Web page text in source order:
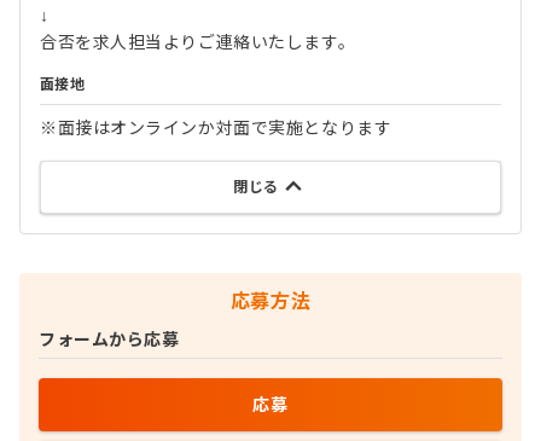
↓
合否を求人担当よりご連絡いたします。
面接地
※面接はオンラインか対面で実施となります
閉じる
応募方法
フォームから応募
応募